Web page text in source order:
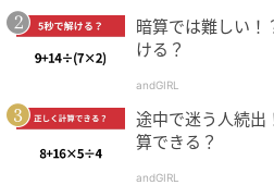
暗算では難しい
ける？
andGIRL
途中で迷う人続
算できる？
andGIRL